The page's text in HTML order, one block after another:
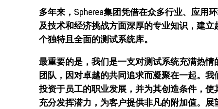
多年来，Spherea集团凭借在众多行业、应用
及技术和经济挑战方面深厚的专业知识，建立
个独特且全面的测试系统库。
最重要的是，我们是一支对测试系统充满热情
团队，因对卓越的共同追求而凝聚在一起。我
投资于员工的职业发展，并为其创造条件，使
充分发挥潜力，为客户提供非凡的附加值。展